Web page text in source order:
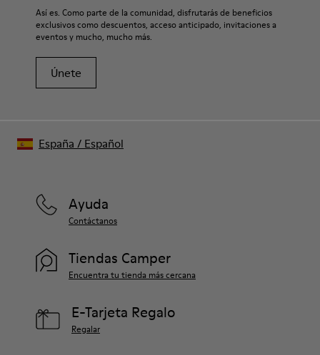
Así es. Como parte de la comunidad, disfrutarás de beneficios
exclusivos como descuentos, acceso anticipado, invitaciones a
eventos y mucho, mucho más.
Únete
Ayuda
Contáctanos
Tiendas Camper
Encuentra tu tienda más cercana
E-Tarjeta Regalo
Regalar
España / Español